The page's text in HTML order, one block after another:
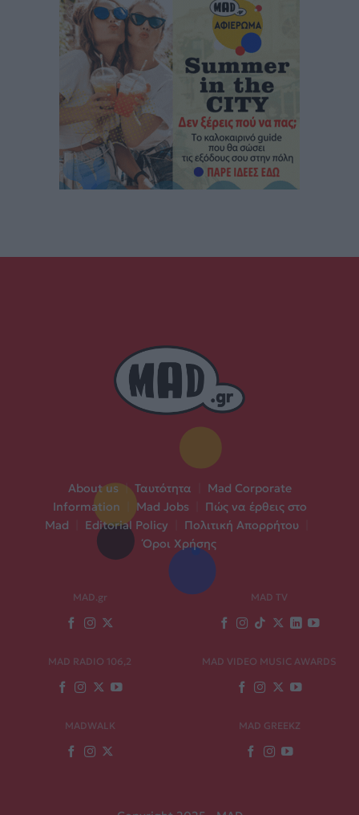
About us | Ταυτότητα
Mad Corporate
Information
Mad Jobs
Πώς να έρθεις στο
Mad
Editorial Policy Πολιτική Απορρήτου
Όροι Χρήσης
MAD.gr MAD TV
MAD RADIO 106,2 MAD VIDEO MUSIC AWARDS
MADWALK MAD GREEKZ